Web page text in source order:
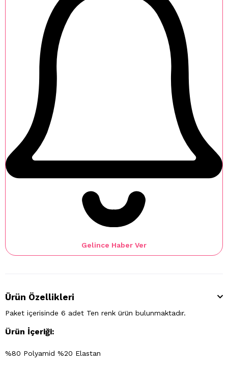
Gelince Haber Ver
Ürün Özellikleri
Paket içerisinde 6 adet Ten renk ürün bulunmaktadır.
Ürün İçeriği:
%80 Polyamid %20 Elastan